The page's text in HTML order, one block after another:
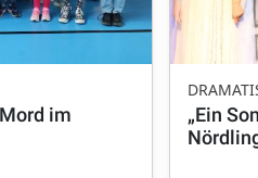
im
„Ein